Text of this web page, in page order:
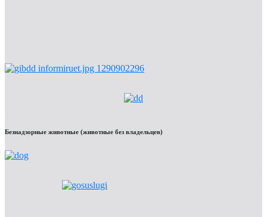
Безнадзорные животные (животные без владельцев)